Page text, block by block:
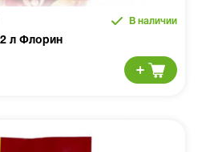
В наличии
л Флорин